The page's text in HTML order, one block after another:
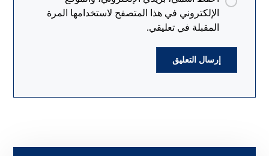
الإلكتروني في هذا المتصفح لاستخدامها المرة
المقبلة في تعليقي.